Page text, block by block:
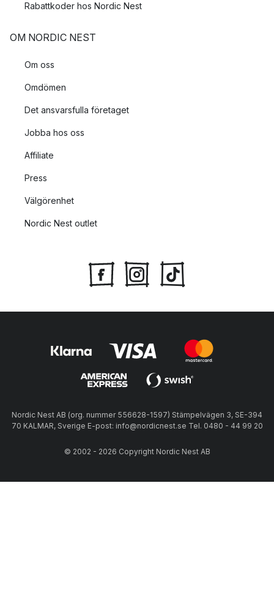
Rabattkoder hos Nordic Nest
OM NORDIC NEST
Om oss
Omdömen
Det ansvarsfulla företaget
Jobba hos oss
Affiliate
Press
Välgörenhet
Nordic Nest outlet
Nordic Nest AB (org. nummer 556628-1597) Stämpelvägen 3, SE-394
70 KALMAR, Sverige E-post: info@nordicnest.se Tel. 0480 - 44 99 20
© 2002 - 2026 Copyright Nordic Nest AB